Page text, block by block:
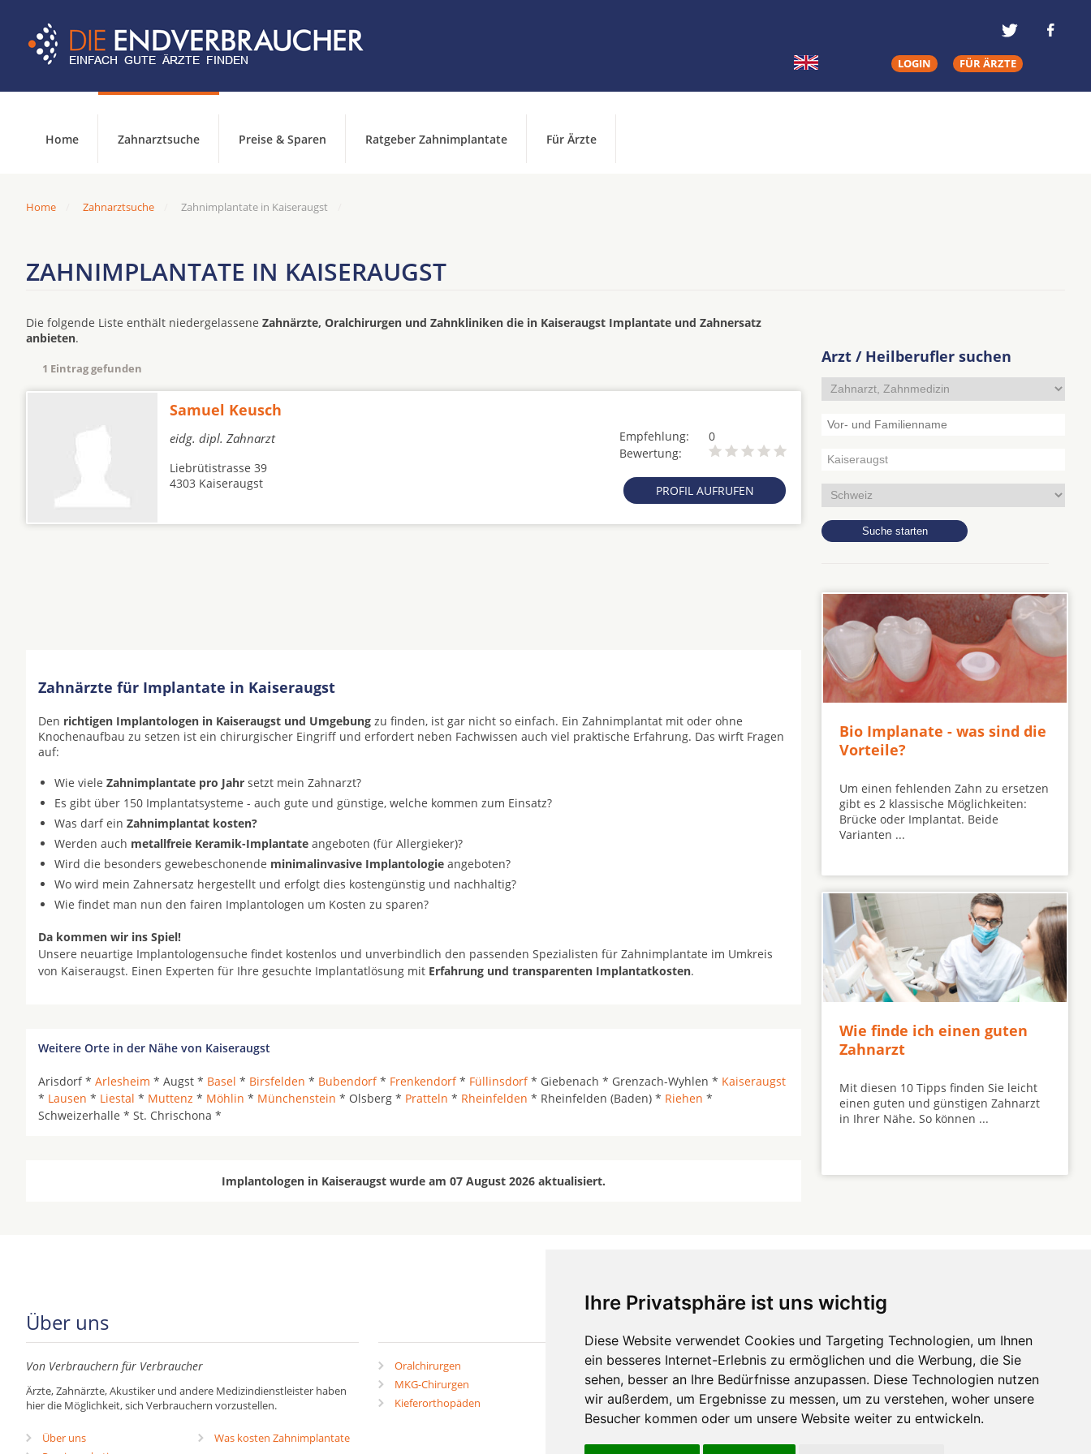
Ihre Privatsphäre ist uns wichtig
Diese Website verwendet Cookies und Targeting Technologien, um Ihnen
ein besseres Internet-Erlebnis zu ermöglichen und die Werbung, die Sie
sehen, besser an Ihre Bedürfnisse anzupassen. Diese Technologien nutzen
wir außerdem, um Ergebnisse zu messen, um zu verstehen, woher unsere
Besucher kommen oder um unsere Website weiter zu entwickeln.
LOGIN FÜR ÄRZTE
Home Zahnarztsuche Preise & Sparen Ratgeber Zahnimplantate Für Ärzte
Home Zahnarztsuche Zahnimplantate in Kaiseraugst
ZAHNIMPLANTATE IN KAISERAUGST
Die folgende Liste enthält niedergelassene Zahnärzte, Oralchirurgen und Zahnkliniken die in Kaiseraugst Implantate und Zahnersatz
anbieten.
1 Eintrag gefunden
Samuel Keusch
eidg. dipl. Zahnarzt Empfehlung:
0
Bewertung:
PROFIL AUFRUFEN
Liebrütistrasse 39
4303 Kaiseraugst
Zahnärzte für Implantate in Kaiseraugst
Den richtigen Implantologen in Kaiseraugst und Umgebung zu finden, ist gar nicht so einfach. Ein Zahnimplantat mit oder ohne
Knochenaufbau zu setzen ist ein chirurgischer Eingriff und erfordert neben Fachwissen auch viel praktische Erfahrung. Das wirft Fragen
auf:
Wie viele Zahnimplantate pro Jahr setzt mein Zahnarzt?
Es gibt über 150 Implantatsysteme - auch gute und günstige, welche kommen zum Einsatz?
Was darf ein Zahnimplantat kosten?
Werden auch metallfreie Keramik-Implantate angeboten (für Allergieker)?
Wird die besonders gewebeschonende minimalinvasive Implantologie angeboten?
Wo wird mein Zahnersatz hergestellt und erfolgt dies kostengünstig und nachhaltig?
Wie findet man nun den fairen Implantologen um Kosten zu sparen?
Da kommen wir ins Spiel!
Unsere neuartige Implantologensuche findet kostenlos und unverbindlich den passenden Spezialisten für Zahnimplantate im Umkreis
von Kaiseraugst. Einen Experten für Ihre gesuchte Implantatlösung mit Erfahrung und transparenten Implantatkosten.
Weitere Orte in der Nähe von Kaiseraugst
Arisdorf * Arlesheim * Augst * Basel * Birsfelden * Bubendorf* Frenkendorf* Füllinsdorf* Giebenach * Grenzach-Wyhlen * Kaiseraugst
* Lausen * Liestal * Muttenz * Möhlin * Münchenstein * Olsberg * Pratteln * Rheinfelden * Rheinfelden (Baden) * Riehen *
Schweizerhalle * St. Chrischona *
Implantologen in Kaiseraugst wurde am 07 August 2026 aktualisiert.
Arzt / Heilberufler suchen
Bio Implanate - was sind die
Vorteile?
Um einen fehlenden Zahn zu ersetzen
gibt es 2 klassische Möglichkeiten:
Brücke oder Implantat. Beide
Varianten ...
Wie finde ich einen guten
Zahnarzt
Mit diesen 10 Tipps finden Sie leicht
einen guten und günstigen Zahnarzt
in Ihrer Nähe. So können ...
Über uns
Von Verbrauchern für Verbraucher
Ärzte, Zahnärzte, Akustiker und andere Medizindienstleister haben
hier die Möglichkeit, sich Verbrauchern vorzustellen.
Über uns
Was kosten Zahnimplantate
mehr ...
Oralchirurgen
MKG-Chirurgen
Kieferorthopäden
Zahnärzte in Städten
Zahnärzte in Stadtteilen
Hörgeräte
Zahnarztsuche
die-
zahnarztempfehlung.com
die-endverbraucher.com